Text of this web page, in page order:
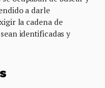
a darle
la cadena de
identificadas y